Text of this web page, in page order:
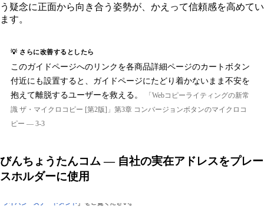
う疑念に正面から向き合う姿勢が、かえって信頼感を高めてい
ます。
💡 さらに改善するとしたら
このガイドページへのリンクを各商品詳細ページのカートボタン
付近にも設置すると、ガイドページにたどり着かないまま不安を
抱えて離脱するユーザーを救える。
「Webコピーライティングの新常
識 ザ・マイクロコピー [第2版]」第3章 コンバージョンボタンのマイクロコ
ピー — 3-3
びんちょうたんコム — 自社の実在アドレスをプレー
スホルダーに使用